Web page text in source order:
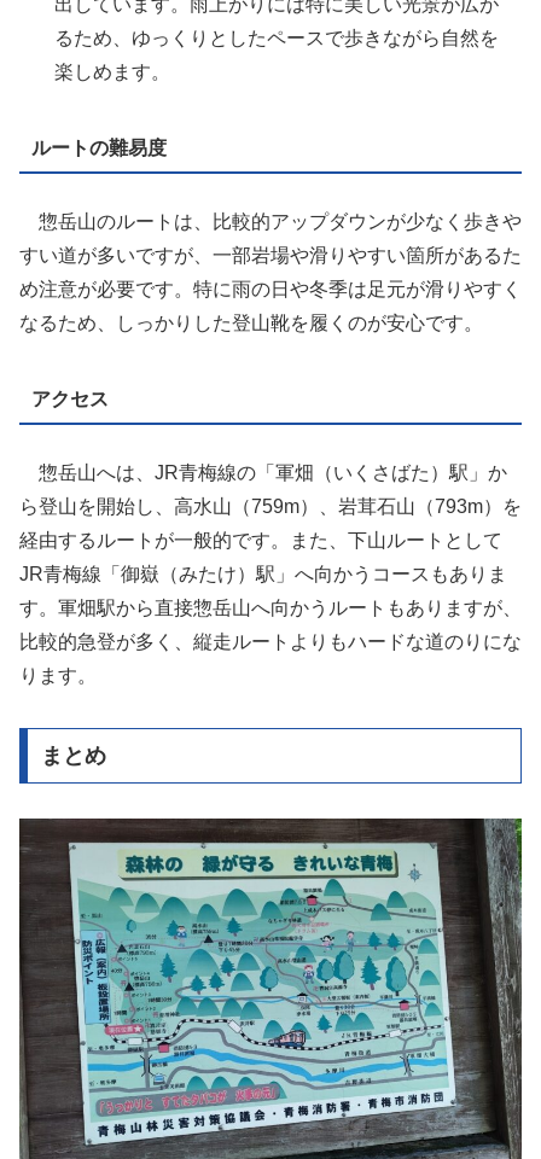
出しています。雨上がりには特に美しい光景が広が
るため、ゆっくりとしたペースで歩きながら自然を
楽しめます。
ルートの難易度
惣岳山のルートは、比較的アップダウンが少なく歩きや
すい道が多いですが、一部岩場や滑りやすい箇所があるた
め注意が必要です。特に雨の日や冬季は足元が滑りやすく
なるため、しっかりした登山靴を履くのが安心です。
アクセス
惣岳山へは、JR青梅線の「軍畑（いくさばた）駅」か
ら登山を開始し、高水山（759m）、岩茸石山（793m）を
経由するルートが一般的です。また、下山ルートとして
JR青梅線「御嶽（みたけ）駅」へ向かうコースもありま
す。軍畑駅から直接惣岳山へ向かうルートもありますが、
比較的急登が多く、縦走ルートよりもハードな道のりにな
ります。
まとめ